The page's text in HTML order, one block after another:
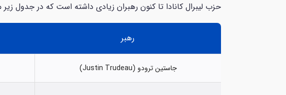
حزب لیبرال کانادا تا کنون رهبران زیادی داشته است که در جدول
رهبر
جاستین ترودو (Justin Trudeau)